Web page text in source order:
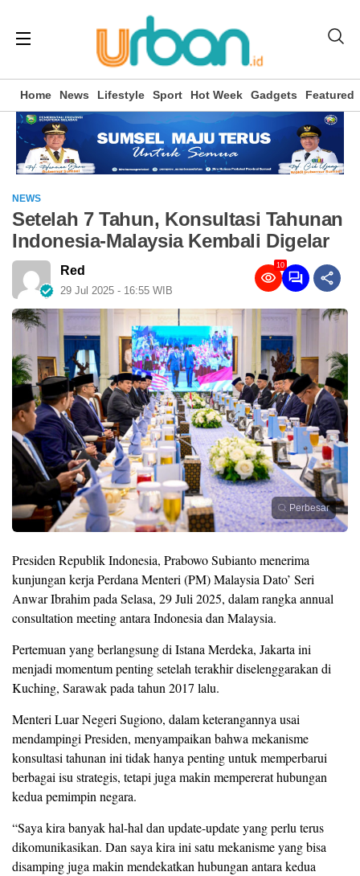
Home News Lifestyle Sport Hot Week Gadgets Featured
NEWS
Setelah 7 Tahun, Konsultasi Tahunan
Indonesia-Malaysia Kembali Digelar
Red
29 Jul 2025 - 16:55 WIB
10
Perbesar
Presiden Republik Indonesia, Prabowo Subianto menerima
kunjungan kerja Perdana Menteri (PM) Malaysia Dato’ Seri
Anwar Ibrahim pada Selasa, 29 Juli 2025, dalam rangka annual
consultation meeting antara Indonesia dan Malaysia.
Pertemuan yang berlangsung di Istana Merdeka, Jakarta ini
menjadi momentum penting setelah terakhir diselenggarakan di
Kuching, Sarawak pada tahun 2017 lalu.
Menteri Luar Negeri Sugiono, dalam keterangannya usai
mendampingi Presiden, menyampaikan bahwa mekanisme
konsultasi tahunan ini tidak hanya penting untuk memperbarui
berbagai isu strategis, tetapi juga makin mempererat hubungan
kedua pemimpin negara.
“Saya kira banyak hal-hal dan update-update yang perlu terus
dikomunikasikan. Dan saya kira ini satu mekanisme yang bisa
disamping juga makin mendekatkan hubungan antara kedua